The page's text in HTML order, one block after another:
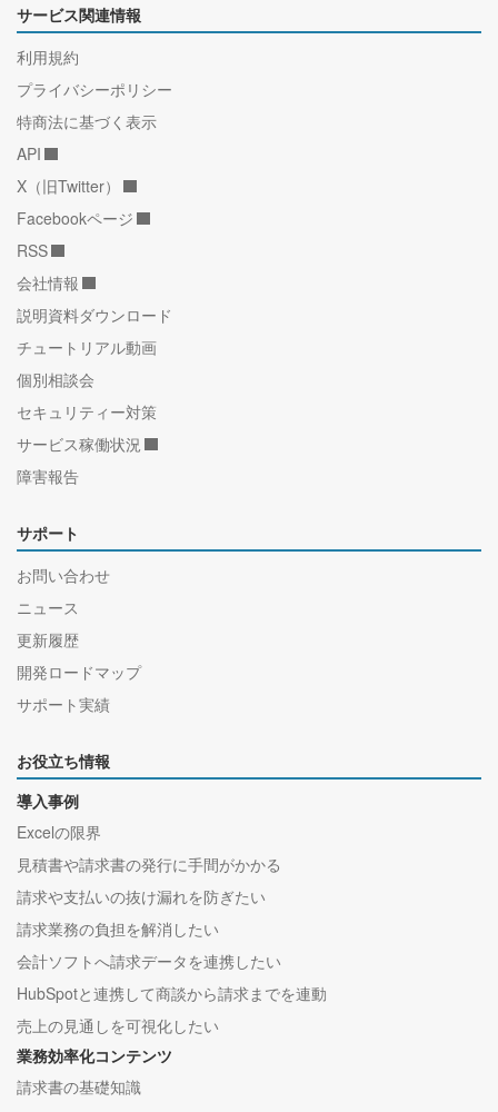
サービス関連情報
利用規約
プライバシーポリシー
特商法に基づく表示
API
X（旧Twitter）
Facebookページ
RSS
会社情報
説明資料ダウンロード
チュートリアル動画
個別相談会
セキュリティー対策
サービス稼働状況
障害報告
サポート
お問い合わせ
ニュース
更新履歴
開発ロードマップ
サポート実績
お役立ち情報
導入事例
Excelの限界
見積書や請求書の発行に手間がかかる
請求や支払いの抜け漏れを防ぎたい
請求業務の負担を解消したい
会計ソフトへ請求データを連携したい
HubSpotと連携して商談から請求までを連動
売上の見通しを可視化したい
業務効率化コンテンツ
請求書の基礎知識